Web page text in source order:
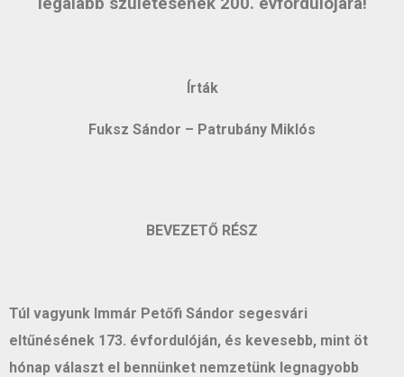
Írták
Fuksz Sándor – Patrubány Miklós
BEVEZETŐ RÉSZ
Túl vagyunk Immár Petőfi Sándor segesvári
eltűnésének 173. évfordulóján, és kevesebb, mint öt
hónap választ el bennünket nemzetünk legnagyobb